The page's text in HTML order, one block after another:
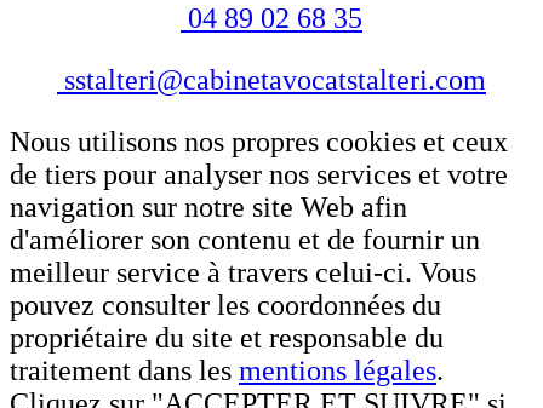
04 89 02 68 35
sstalteri@cabinetavocatstalteri.com
Nous utilisons nos propres cookies et ceux
de tiers pour analyser nos services et votre
navigation sur notre site Web afin
d'améliorer son contenu et de fournir un
meilleur service à travers celui-ci. Vous
pouvez consulter les coordonnées du
propriétaire du site et responsable du
traitement dans les mentions légales.